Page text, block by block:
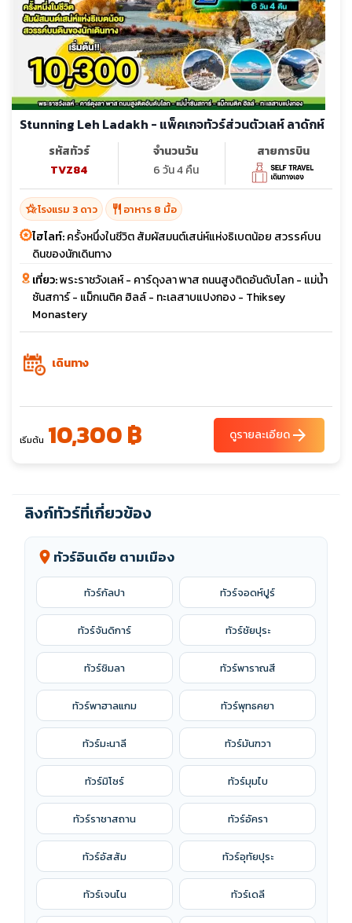
Stunning Leh Ladakh - แพ็คเกจทัวร์ส่วนตัวเลห์ ลาดักห์
รหัสทัวร์
TVZ84
จำนวนวัน
6 วัน 4 คืน
สายการบิน
hotel_classโรงแรม 3 ดาว restaurant อาหาร 8 มื้อ
ไฮไลท์:ครั้งหนึ่งในชีวิต สัมผัสมนต์เสน่ห์แห่งธิเบตน้อย สวรรค์บน
ดินของนักเดินทาง
เที่ยว:พระราชวังเลห์ - คาร์ดุงลา พาส ถนนสูงติดอันดับโลก - แม่น้ำ
ซันสการ์ - แม็กเนติค ฮิลล์ - ทะเลสาบแปงกอง - Thiksey
Monastery
เดินทาง
เริ่มต้น 10,300 ฿ ดูรายละเอียดarrow_forward
ลิงก์ทัวร์ที่เกี่ยวข้อง
location_on ทัวร์อินเดีย ตามเมือง
ทัวร์กัลปา ทัวร์จอดห์ปูร์
ทัวร์จันดิการ์ ทัวร์ชัยปุระ
ทัวร์ชิมลา ทัวร์พาราณสี
ทัวร์พาฮาลแกม ทัวร์พุทธคยา
ทัวร์มะนาลี ทัวร์มันฑวา
ทัวร์มิโซร์ ทัวร์มุมไบ
ทัวร์ราชาสถาน ทัวร์อัครา
ทัวร์อัสสัม ทัวร์อุทัยปุระ
ทัวร์เจนไน ทัวร์เดลี